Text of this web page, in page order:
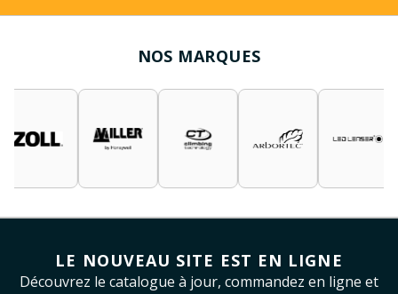
NOS MARQUES
LE NOUVEAU SITE EST EN LIGNE
Découvrez le catalogue à jour, commandez en ligne et